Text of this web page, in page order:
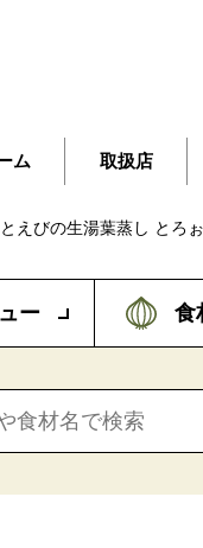
ム 取扱店
とえびの生湯葉蒸し とろ
ー 食